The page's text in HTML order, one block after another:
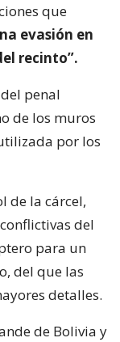
que
evasión en
recinto”.
penal
de los muros
por los
de la cárcel,
del
para un
del que las
detalles.
de Bolivia y